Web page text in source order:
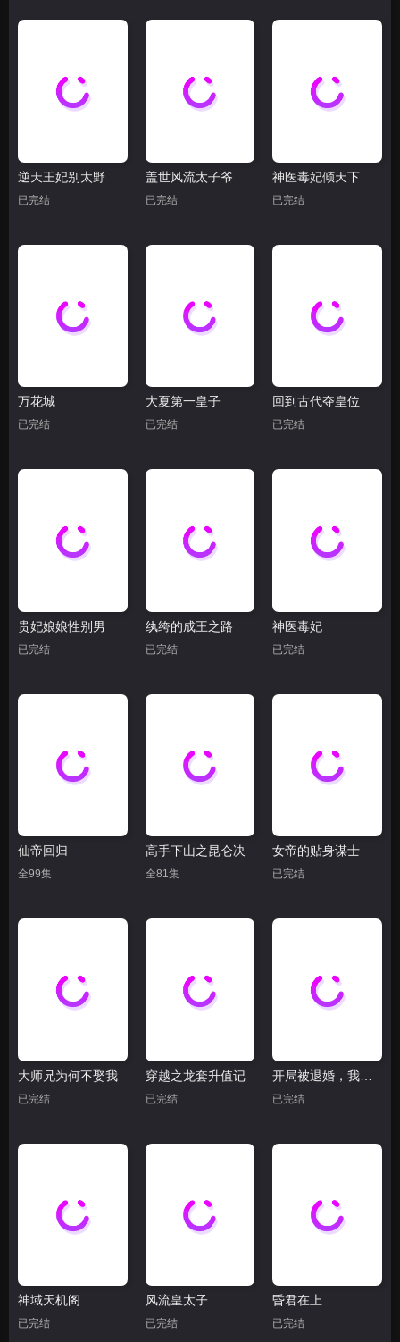
逆天王妃别太野
已完结
盖世风流太子爷
已完结
神医毒妃倾天下
已完结
万花城
已完结
大夏第一皇子
已完结
回到古代夺皇位
已完结
贵妃娘娘性别男
已完结
纨绔的成王之路
已完结
神医毒妃
已完结
仙帝回归
全99集
高手下山之昆仑决
全81集
女帝的贴身谋士
已完结
大师兄为何不娶我
已完结
穿越之龙套升值记
已完结 已完结
神域天机阁
已完结
风流皇太子
已完结
昏君在上
已完结